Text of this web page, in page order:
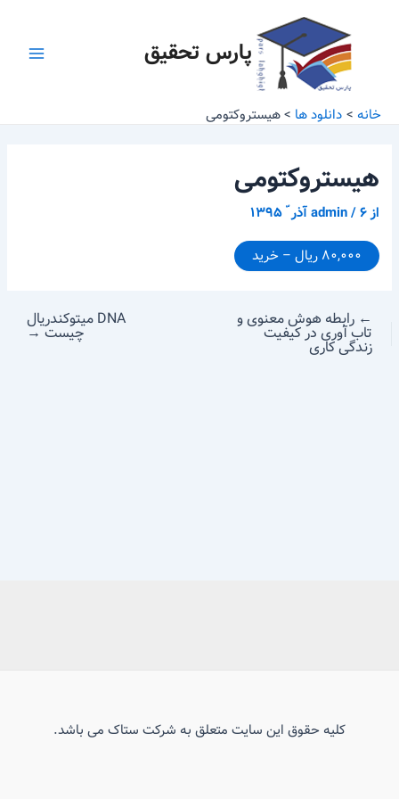
پارس تحقیق
خانه دانلود ها هیستروکتومی
هیستروکتومی
از admin/۶ آذر ّ ۱۳۹۵
۸۰,۰۰۰ ریال – خرید
← رابطه هوش معنوی و
تاب آوری در کیفیت
زندگی کاری
DNA میتوکندریال
چیست→
کلیه حقوق این سایت متعلق به شرکت ستاک می باشد.